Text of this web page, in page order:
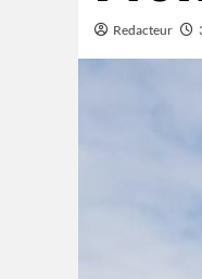
Redacteur